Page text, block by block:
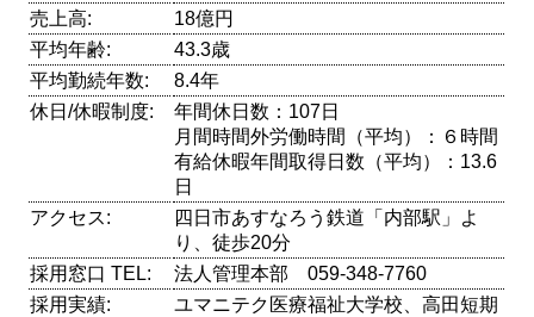
売上高:
18億円
平均年齢:
43.3歳
平均勤続年数:
8.4年
休日/休暇制度:
年間休日数：107日
月間時間外労働時間（平均）：６時間
有給休暇年間取得日数（平均）：13.6
日
アクセス:
四日市あすなろう鉄道「内部駅」よ
り、徒歩20分
採用窓口 TEL:
法人管理本部 059-348-7760
採用実績:
ユマニテク医療福祉大学校、高田短期